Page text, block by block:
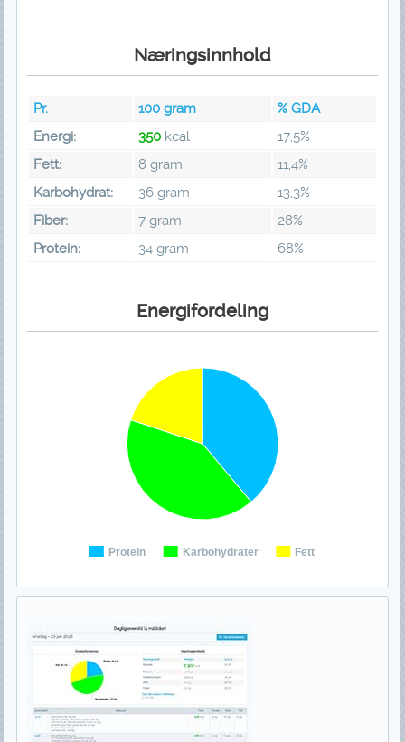
Næringsinnhold
Pr. 100gram
% GDA
Energi:
350kcal
17,5%
Fett:
8 gram
11,4%
Karbohydrat:
36 gram
13,3%
Fiber:
7 gram
28%
Protein:
34 gram 68%
Energifordeling
Protein Karbohydrater Fett